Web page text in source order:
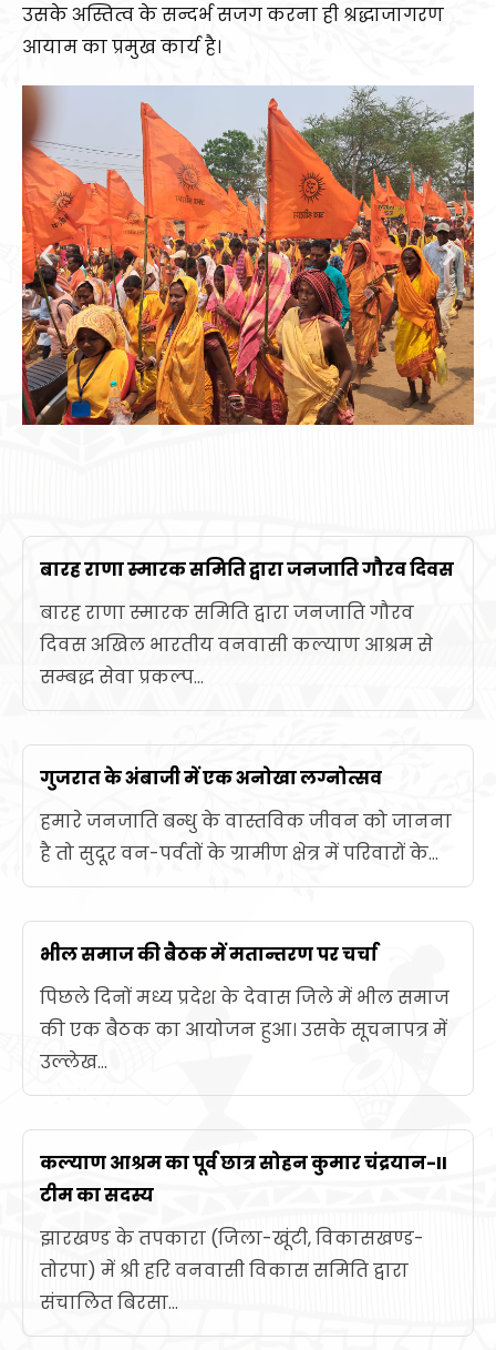
उसके अस्तित्व के सन्दर्भ सजग करना ही श्रद्धाजागरण
आयाम का प्रमुख कार्य है।
बारह राणा स्मारक समिति द्वारा जनजाति गौरव दिवस
बारह राणा स्मारक समिति द्वारा जनजाति गौरव
दिवस अखिल भारतीय वनवासी कल्याण आश्रम से
सम्बद्ध सेवा प्रकल्प...
गुजरात के अंबाजी में एक अनोखा लग्नोत्सव
हमारे जनजाति बन्धु के वास्तविक जीवन को जानना
है तो सुदूर वन-पर्वतों के ग्रामीण क्षेत्र में परिवारों के...
भील समाज की बैठक में मतान्तरण पर चर्चा
पिछले दिनों मध्य प्रदेश के देवास जिले में भील समाज
की एक बैठक का आयोजन हुआ। उसके सूचनापत्र में
उल्लेख...
कल्याण आश्रम का पूर्व छात्र सोहन कुमार चंद्रयान-II
टीम का सदस्य
झारखण्ड के तपकारा (जिला-खूंटी, विकासखण्ड-
तोरपा) में श्री हरि वनवासी विकास समिति द्वारा
संचालित बिरसा...